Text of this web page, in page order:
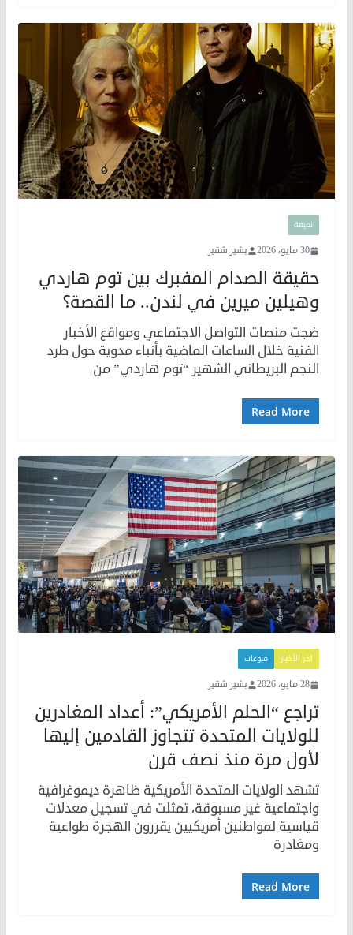
نميمة
30 مايو، 2026 بشير شقير
حقيقة الصدام المفبرك بين توم هاردي
وهيلين ميرين في لندن.. ما القصة؟
ضجت منصات التواصل الاجتماعي ومواقع الأخبار
الفنية خلال الساعات الماضية بأنباء مدوية حول طرد
النجم البريطاني الشهير “توم هاردي” من
Read More
اخر الأخبار منوعات
28 مايو، 2026 بشير شقير
تراجع “الحلم الأمريكي”: أعداد المغادرين
للولايات المتحدة تتجاوز القادمين إليها
لأول مرة منذ نصف قرن
تشهد الولايات المتحدة الأمريكية ظاهرة ديموغرافية
واجتماعية غير مسبوقة، تمثلت في تسجيل معدلات
قياسية لمواطنين أمريكيين يقررون الهجرة طواعية
ومغادرة
Read More